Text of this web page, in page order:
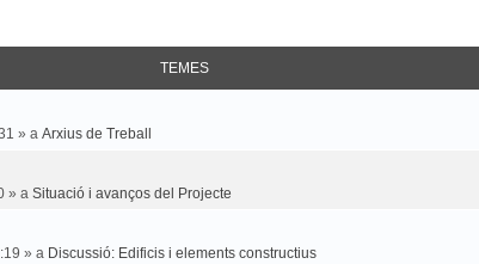
TEMES
» a Arxius de Treball
» a Situació i avanços del Projecte
» a Discussió: Edificis i elements constructius